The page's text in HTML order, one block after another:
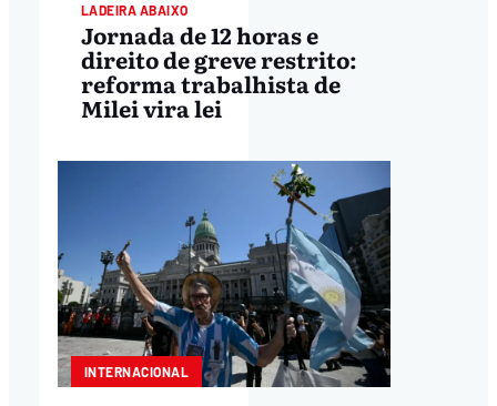
LADEIRA ABAIXO
Jornada de 12 horas e
direito de greve restrito:
reforma trabalhista de
Milei vira lei
INTERNACIONAL